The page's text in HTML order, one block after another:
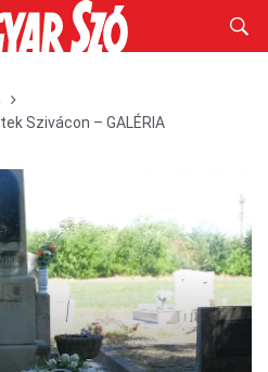
Szivácon – GALÉRIA